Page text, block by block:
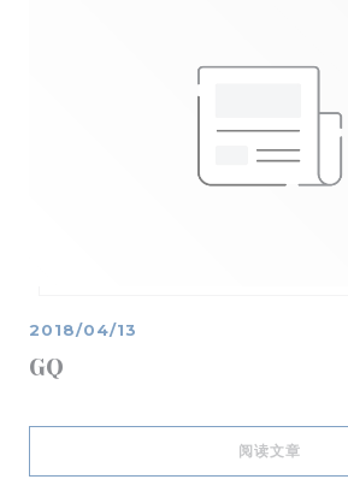
GQ
2018/04/13
阅读文章((在新